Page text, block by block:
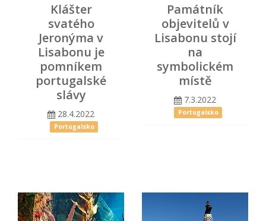
Klášter
svatého
Jeronýma v
Lisabonu je
pomníkem
portugalské
slávy
28.4.2022
Portugalsko
Památník
objevitelů v
Lisabonu stojí
na
symbolickém
místě
7.3.2022
Portugalsko